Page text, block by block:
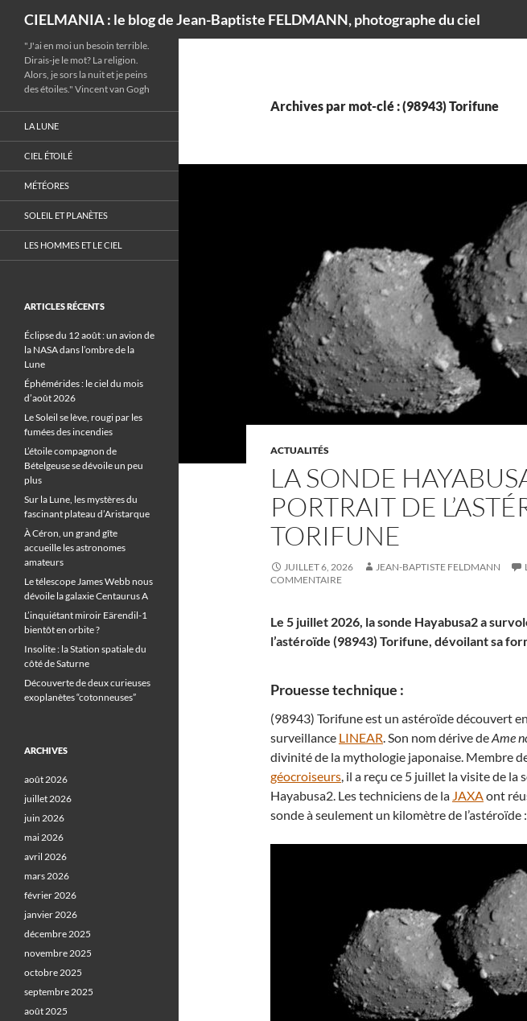
CIELMANIA : le blog de Jean-Baptiste FELDMANN, photographe du ciel
Archives par mot-clé : (98943) Torifune
ACTUALITÉS
LA SONDE
PORTRAIT DE
TORIFUNE
JUILLET 6, 2026 JEAN-BAPTISTE FELDMANN
COMMENTAIRE
Le 5 juillet 2026, la sonde Hayabusa2 a
l’astéroïde (98943) Torifune, dévoilant sa
Prouesse technique :
(98943) Torifune est un astéroïde découvert
surveillance LINEAR. Son nom dérive deAme
divinité de la mythologie japonaise. Membre
géocroiseurs, il a reçu ce 5 juillet la visite de la
Hayabusa2. Les techniciens de la JAXAont
sonde à seulement un kilomètre de l’astéroïde :
"J'ai en moi un besoin terrible.
Dirais-je le mot? La religion.
Alors, je sors la nuit et je peins
des étoiles." Vincent van Gogh
LA LUNE
CIEL ÉTOILÉ
MÉTÉORES
SOLEIL ET PLANÈTES
LES HOMMES ET LE CIEL
ARTICLES RÉCENTS
Éclipse du 12 août : un avion de
la NASA dans l’ombre de la
Lune
Éphémérides : le ciel du mois
d’août 2026
Le Soleil se lève, rougi par les
fumées des incendies
L’étoile compagnon de
Bételgeuse se dévoile un peu
plus
Sur la Lune, les mystères du
fascinant plateau d’Aristarque
À Céron, un grand gîte
accueille les astronomes
amateurs
Le télescope James Webb nous
dévoile la galaxie Centaurus A
L’inquiétant miroir Eärendil-1
bientôt en orbite ?
Insolite : la Station spatiale du
côté de Saturne
Découverte de deux curieuses
exoplanètes “cotonneuses”
ARCHIVES
août 2026
juillet 2026
juin 2026
mai 2026
avril 2026
mars 2026
février 2026
janvier 2026
décembre 2025
novembre 2025
octobre 2025
septembre 2025
août 2025